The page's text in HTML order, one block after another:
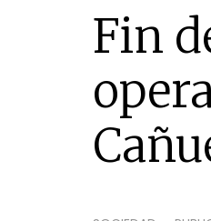
Fin